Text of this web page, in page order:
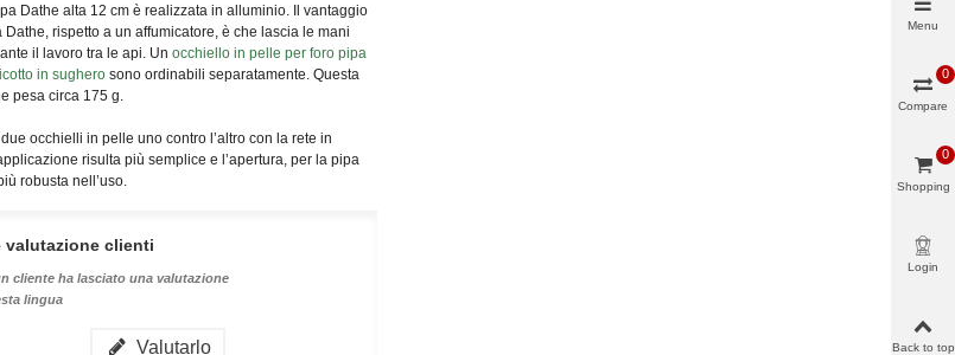
Dathe alta 12 cm è realizzata in alluminio. Il vantaggio
Dathe, rispetto a un affumicatore, è che lascia le mani
il lavoro tra le api. Un occhiello in pelle per foro pipa
in sugherosono ordinabili separatamente. Questa
pesa circa 175 g.
occhielli in pelle uno contro l’altro con la rete in
risulta più semplice e l’apertura, per la pipa
robusta nell’uso.
valutazione clienti
cliente ha lasciato una valutazione
lingua
Valutarlo
Menu
Compare
0
Shopping
0
Login
Back to top